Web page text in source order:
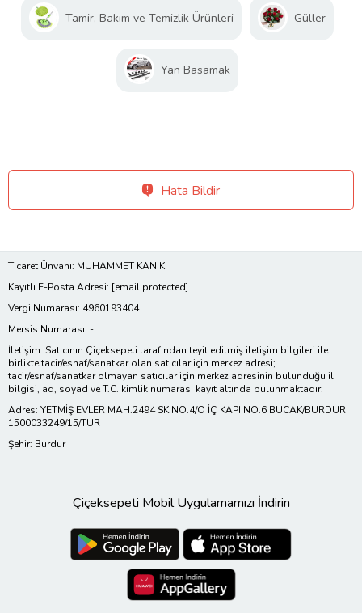
Tamir, Bakım ve Temizlik Ürünleri Güller
Yan Basamak
Hata Bildir
Ticaret Ünvanı: MUHAMMET KANIK
Kayıtlı E-Posta Adresi: [email protected]
Vergi Numarası: 4960193404
Mersis Numarası: -
İletişim: Satıcının Çiçeksepeti tarafından teyit edilmiş iletişim bilgileri ile
birlikte tacir/esnaf/sanatkar olan satıcılar için merkez adresi;
tacir/esnaf/sanatkar olmayan satıcılar için merkez adresinin bulunduğu il
bilgisi, ad, soyad ve T.C. kimlik numarası kayıt altında bulunmaktadır.
Adres: YETMİŞ EVLER MAH.2494 SK.NO.4/O İÇ KAPI NO.6 BUCAK/BURDUR
1500033249/15/TUR
Şehir: Burdur
Çiçeksepeti Mobil Uygulamamızı İndirin